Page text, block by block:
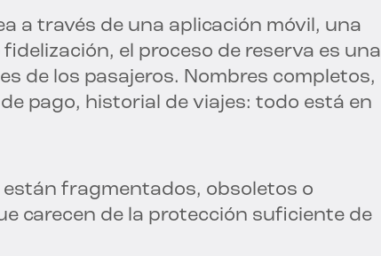
a través de una aplicación móvil, una
el proceso de reserva es una
de los pasajeros. Nombres completos,
pago, historial de viajes: todo está en
fragmentados, obsoletos o
carecen de la protección suficiente de